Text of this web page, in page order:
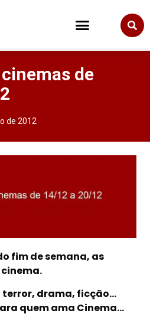
de
de 2012
fim de semana, as
terror, drama, ficção…
quem ama Cinema…